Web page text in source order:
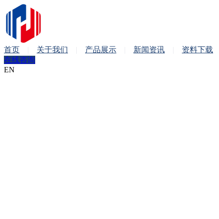
首页 关于我们 产品展示 新闻资讯
资料下载
在线咨询
EN